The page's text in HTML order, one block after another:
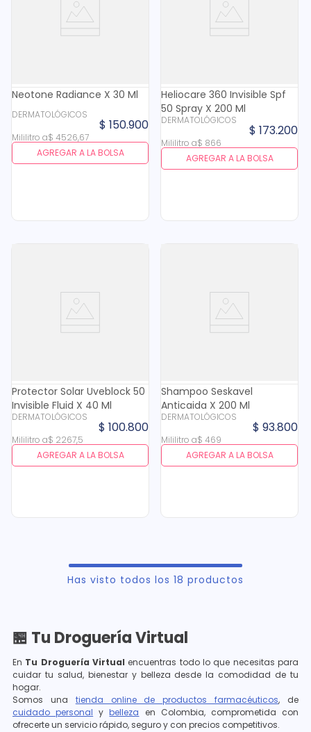
Neotone Radiance X 30 Ml
DERMATOLÓGICOS
$ 150.900
Mililitro a$ 4526,67
AGREGAR A LA BOLSA
Heliocare 360 Invisible Spf
50 Spray X 200 Ml
DERMATOLÓGICOS
$ 173.200
Mililitro a$ 866
AGREGAR A LA BOLSA
Protector Solar Uveblock 50
Invisible Fluid X 40 Ml
DERMATOLÓGICOS
$ 100.800
Mililitro a$ 2267,5
AGREGAR A LA BOLSA
Shampoo Seskavel
Anticaida X 200 Ml
DERMATOLÓGICOS
$ 93.800
Mililitro a$ 469
AGREGAR A LA BOLSA
Has visto todos los 18 productos
🏪 Tu Droguería Virtual
En Tu Droguería Virtual encuentras todo lo que necesitas para
cuidar tu salud, bienestar y belleza desde la comodidad de tu
hogar.
Somos una tienda online de productos farmacéuticos, de
cuidado personal ybelleza en Colombia, comprometida con
ofrecerte un servicio rápido, seguro y con precios competitivos.